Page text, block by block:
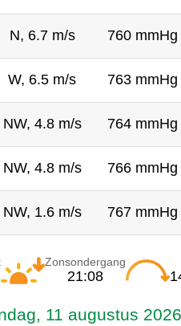
N, 6.7 m/s 760 mmHg
W, 6.5 m/s 763 mmHg
NW, 4.8 m/s 764 mmHg
NW, 4.8 m/s 766 mmHg
NW, 1.6 m/s 767 mmHg
Zonsondergang
21:08
11 augustus 2026